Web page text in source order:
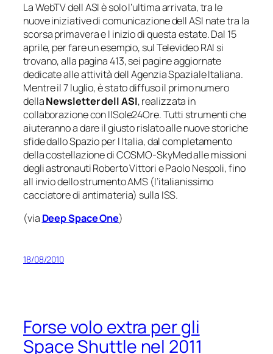
La WebTV dell ASI è solo l’ultima arrivata, tra le
nuove iniziative di comunicazione dell ASI nate tra la
scorsa primavera e l inizio di questa estate. Dal 15
aprile, per fare un esempio, sul Televideo RAI si
trovano, alla pagina 413, sei pagine aggiornate
dedicate alle attività dell Agenzia Spaziale Italiana.
Mentre il 7 luglio, è stato diffuso il primo numero
dellaNewsletter dell ASI, realizzata in
collaborazione con IlSole24Ore. Tutti strumenti che
aiuteranno a dare il giusto rislato alle nuove storiche
sfide dallo Spazio per l Italia, dal completamento
della costellazione di COSMO-SkyMed alle missioni
degli astronauti Roberto Vittori e Paolo Nespoli, fino
all invio dello strumento AMS (l’italianissimo
cacciatore di antimateria) sulla ISS.
(via Deep Space One)
18/08/2010
Forse volo extra per gli
Space Shuttle nel 2011